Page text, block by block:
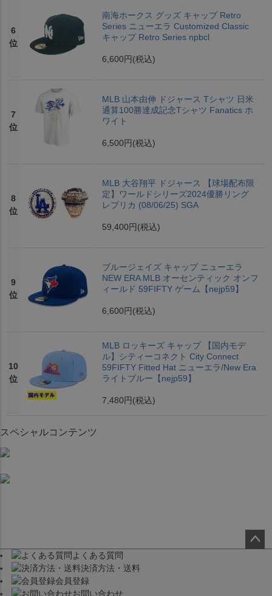
6
位
南海ホークス グッズ キャップ Retro
Series ニューエラ Customized Classic
キャップ Retro Series npbcl
6,600円 (税込)
7
位
MLB 山本由伸 ドジャース Tシャツ 日米
通算100勝達成記念Tシャツ Fanatics ホ
ワイト
6,500円 (税込)
8
位
MLB 大谷翔平 ドジャース 【球場配布限
定】ワールドシリーズ2024優勝リング
レプリカ (08/06/25) SGA
59,400円 (税込)
9
位
ブルージェイズ キャップ ニューエラ
NEW ERA MLB オーセンティック オンフ
ィールド 59FIFTY ゲーム【nejp59】
6,600円 (税込)
10
位
MLB ロッキーズ キャップ 【国内モデ
ル】シティーコネクト City Connect
59FIFTY Fitted Hat ニューエラ/New Era
ライトブルー【nejp59】
7,480円 (税込)
スペシャルコンテンツ
よくある質問
決済方法・送料
会員登録
お問い合わせ